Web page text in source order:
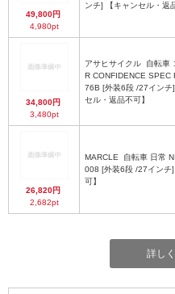
49,800円
4,980pt
ンチ] 【キャンセル・返
34,800円
3,480pt
アサヒサイクル
R CONFIDENCE SPEC
76B [外装6段 /27インチ
セル・返品不可】
26,820円
2,682pt
MARCLE
008 [外装6段 /27インチ
可】
詳し